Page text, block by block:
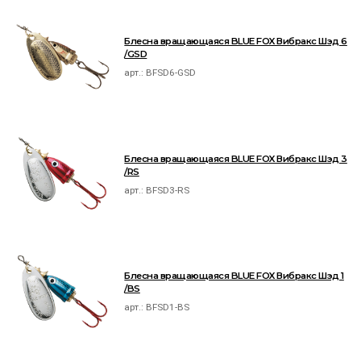
Блесна вращающаяся BLUE FOX Вибракс Шэд 6
/GSD
арт.: BFSD6-GSD
Блесна вращающаяся BLUE FOX Вибракс Шэд 3
/RS
арт.: BFSD3-RS
Блесна вращающаяся BLUE FOX Вибракс Шэд 1
/BS
арт.: BFSD1-BS